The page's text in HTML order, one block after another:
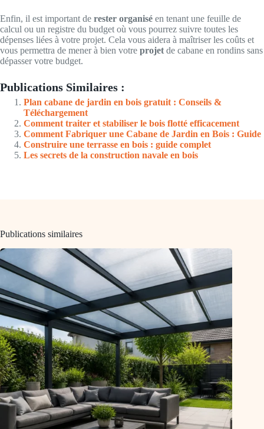
Enfin, il est important de rester organisé en tenant une feuille de
calcul ou un registre du budget où vous pourrez suivre toutes les
dépenses liées à votre projet. Cela vous aidera à maîtriser les coûts et
vous permettra de mener à bien votre projet de cabane en rondins sans
dépasser votre budget.
Publications Similaires :
Plan cabane de jardin en bois gratuit : Conseils &
Téléchargement
Comment traiter et stabiliser le bois flotté efficacement
Comment Fabriquer une Cabane de Jardin en Bois : Guide
Construire une terrasse en bois : guide complet
Les secrets de la construction navale en bois
Publications similaires